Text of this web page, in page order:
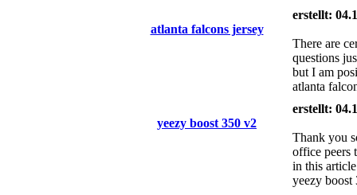
atlanta falcons jersey
erstellt:
There are
questions
but I am
atlanta
yeezy boost 350 v2
erstellt:
Thank you
office peers
in this
yeezy